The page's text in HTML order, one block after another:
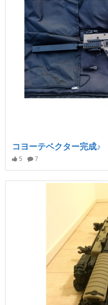
コヨーテベクター完成♪
5 7